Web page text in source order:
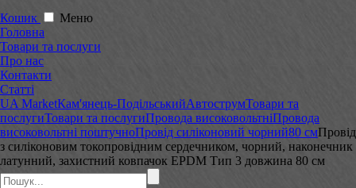
Кошик
Меню
Головна
Товари та послуги
Про нас
Контакти
Статті
UA MarketКам'янець-ПодільськийАвтострумТовари та
послугиТовари та послугиПровода високовольтніПровода
високовольтні поштучноПровід силіконовий чорний80 смПровід
з силіконовим токопровідним сердечником, чорний, наконечник
латунний, захистний ковпачок EPDM Тип 3 довжина 80 см